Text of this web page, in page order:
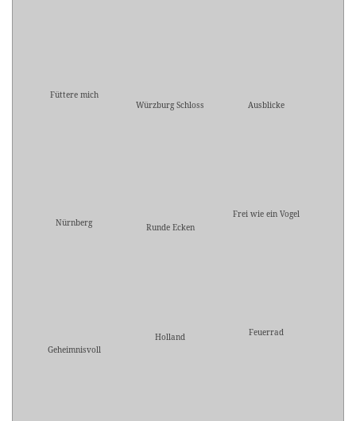
Füttere mich
Würzburg Schloss
Ausblicke
Nürnberg Runde Ecken
Frei wie ein Vogel
Geheimnisvoll
Holland Feuerrad